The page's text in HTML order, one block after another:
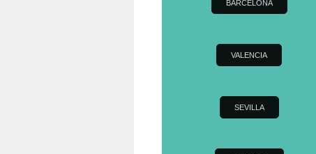
BARCELONA
VALENCIA
SEVILLA